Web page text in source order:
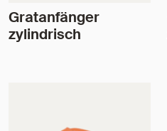
Gratanfänger
zylindrisch